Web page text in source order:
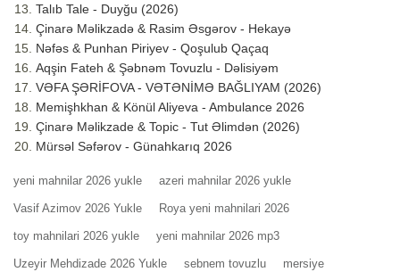
Talıb Tale - Duyğu (2026)
Çinarə Məlikzadə & Rasim Əsgərov - Hekayə
Nəfəs & Punhan Piriyev - Qoşulub Qaçaq
Aqşin Fateh & Şəbnəm Tovuzlu - Dəlisiyəm
VƏFA ŞƏRİFOVA - VƏTƏNİMƏ BAĞLIYAM (2026)
Memişhkhan & Könül Aliyeva - Ambulance 2026
Çinarə Məlikzade & Topic - Tut Əlimdən (2026)
Mürsəl Səfərov - Günahkarıq 2026
yeni mahnilar 2026 yukle azeri mahnilar 2026 yukle
Vasif Azimov 2026 Yukle Roya yeni mahnilari 2026
toy mahnilari 2026 yukle yeni mahnilar 2026 mp3
Uzeyir Mehdizade 2026 Yukle sebnem tovuzlu mersiye